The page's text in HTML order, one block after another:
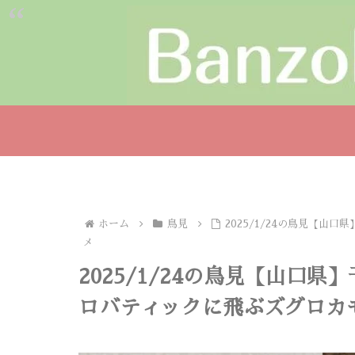
ホーム 鳥見
2025/1/24の鳥見【山口県
メ
2025/1/24の鳥見【山口県】
ロバティックに飛ぶズグロカ